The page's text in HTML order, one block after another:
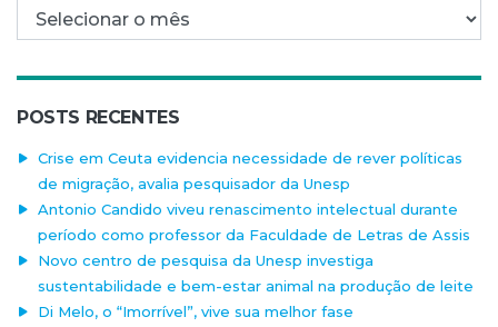
Arquivo mensal
POSTS RECENTES
Crise em Ceuta evidencia necessidade de rever políticas
de migração, avalia pesquisador da Unesp
Antonio Candido viveu renascimento intelectual durante
período como professor da Faculdade de Letras de Assis
Novo centro de pesquisa da Unesp investiga
sustentabilidade e bem-estar animal na produção de leite
Di Melo, o “Imorrível”, vive sua melhor fase